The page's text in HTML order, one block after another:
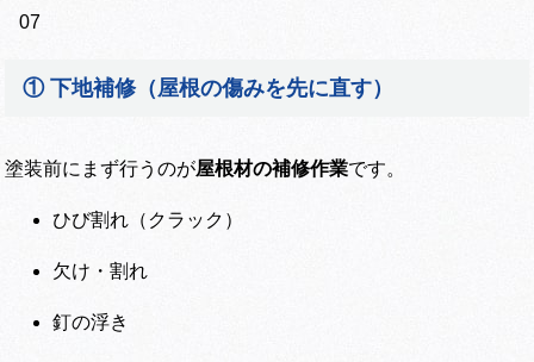
07
① 下地補修（屋根の傷みを先に直す）
塗装前にまず行うのが屋根材の補修作業です。
ひび割れ（クラック）
欠け・割れ
釘の浮き